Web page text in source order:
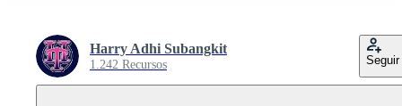
Harry Adhi Subangkit
1.242 Recursos Seguir